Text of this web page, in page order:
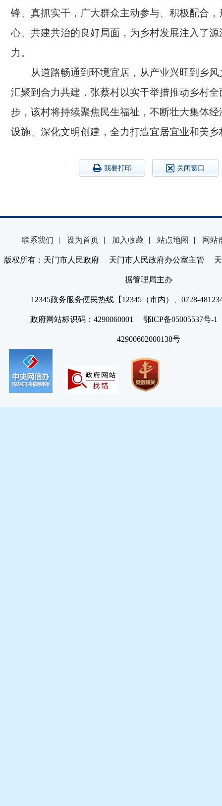
锋、真抓实干，广大群众主动参与、积极配合
心、共建共治的良好局面，为乡村发展注入了源
力。
从道路畅通到环境宜居，从产业兴旺到乡
汇聚到合力共建，张蔡村以实干举措推动乡村
步，该村将持续聚焦民生福祉，不断壮大集体
设施、深化文明创建，全力打造宜居宜业和美乡
我要打印 关闭窗口
联系我们 | 设为首页 | 加入收藏 | 站点地图 | 网站
版权所有：天门市人民政府 天门市人民政府办公室主管 天
据管理局主办
12345政务服务便民热线【12345（市内）、0728-
政府网站标识码：4290060001 鄂ICP备05005537号
42900602000138号